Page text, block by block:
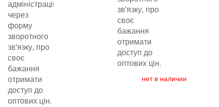
адміністрацію
через
форму
зворотного
зв'язку, про
своє
бажання
отримати
доступ до
оптових цін.
зв'язку, про
своє
бажання
отримати
доступ до
оптових цін.
нет в наличии